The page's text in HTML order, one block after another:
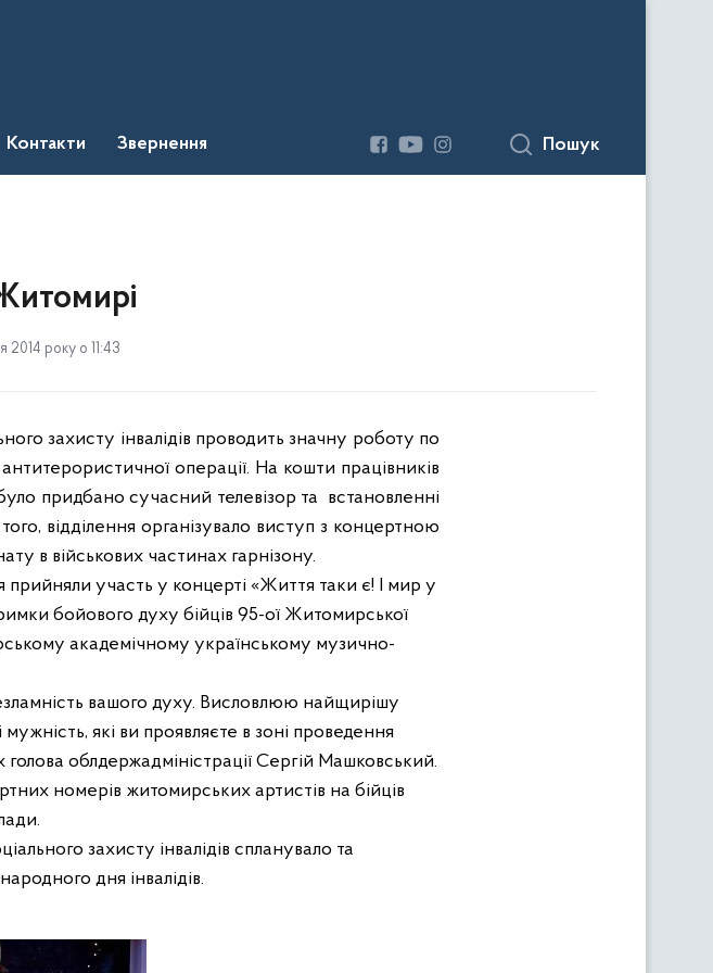
Контакти Звернення Пошук
2014 року о 11:43
захисту інвалідів проводить значну роботу по
операції. На кошти працівників
було придбано сучасний телевізор та встановленні
відділення організувало виступ з концертною
в військових частинах гарнізону.
прийняли участь у концерті «Життя таки є! І мир у
бойового духу бійців 95-ої Житомирської
академічному українському музично-
вашого духу. Висловлюю найщирішу
які ви проявляєте в зоні проведення
облдержадміністрації Сергій Машковський.
номерів житомирських артистів на бійців
захисту інвалідів спланувало та
дня інвалідів.